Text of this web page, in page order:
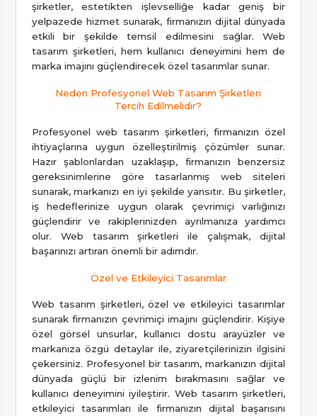
şirketler, estetikten işlevselliğe kadar geniş bir
yelpazede hizmet sunarak, firmanızın dijital dünyada
etkili bir şekilde temsil edilmesini sağlar. Web
tasarım şirketleri, hem kullanıcı deneyimini hem de
marka imajını güçlendirecek özel tasarımlar sunar.
Neden Profesyonel Web Tasarım Şirketleri
Tercih Edilmelidir?
Profesyonel web tasarım şirketleri, firmanızın özel
ihtiyaçlarına uygun özelleştirilmiş çözümler sunar.
Hazır şablonlardan uzaklaşıp, firmanızın benzersiz
gereksinimlerine göre tasarlanmış web siteleri
sunarak, markanızı en iyi şekilde yansıtır. Bu şirketler,
iş hedeflerinize uygun olarak çevrimiçi varlığınızı
güçlendirir ve rakiplerinizden ayrılmanıza yardımcı
olur. Web tasarım şirketleri ile çalışmak, dijital
başarınızı artıran önemli bir adımdır.
Özel ve Etkileyici Tasarımlar
Web tasarım şirketleri, özel ve etkileyici tasarımlar
sunarak firmanızın çevrimiçi imajını güçlendirir. Kişiye
özel görsel unsurlar, kullanıcı dostu arayüzler ve
markanıza özgü detaylar ile, ziyaretçilerinizin ilgisini
çekersiniz. Profesyonel bir tasarım, markanızın dijital
dünyada güçlü bir izlenim bırakmasını sağlar ve
kullanıcı deneyimini iyileştirir. Web tasarım şirketleri,
etkileyici tasarımları ile firmanızın dijital başarısını